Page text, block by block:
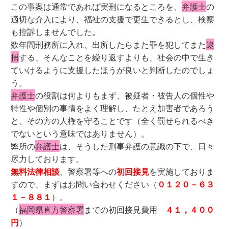
この事案は通常であれば実刑になるところを、弁護士の
適切な介入により、福祉の支援で更生できるとし、検察
も控訴しませんでした。
数年間刑務所に入れ、出所したらまた罪を犯してまた逮
捕する、そんなことを繰り返すよりも、社会の中で生き
ていけるように支援したほうが良いと判断したのでしょ
う。
弁護士の役割は何よりもまず、被疑者・被告人の個性や
特性や個別の事情をよく理解し、たとえ加害者であろう
と、その方の人権を守ることです（全く罰せられるべき
でないという意味ではありません）。
弊所の弁護士は、そうした刑事弁護の意識の下で、日々
尽力しております。
無料法律相談、警察署等への初回接見を実施しておりま
すので、まずはお問い合わせください（ ０１２０－６３
１－８８１ ）。
（福岡県直方警察署までの初回接見費用
４１，４００
円）